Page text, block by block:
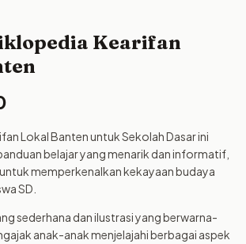
Kearifan
Lokal Banten untuk Sekolah Dasar ini
belajar yang menarik dan informatif,
memperkenalkan kekayaan budaya
SD.
sederhana dan ilustrasi yang berwarna-
anak-anak menjelajahi berbagai aspek